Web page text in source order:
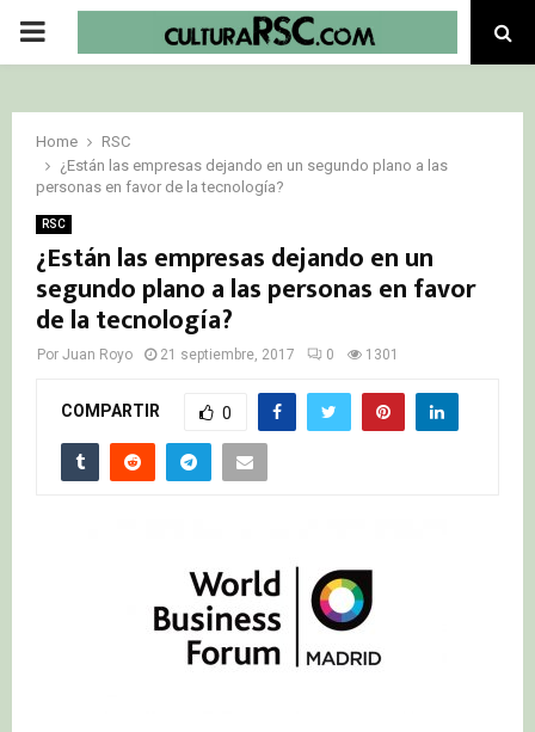
PRIMARY
Home
RSC
¿Están las empresas dejando en un segundo plano a las
personas en favor de la tecnología?
RSC
¿Están las empresas dejando en un
segundo plano a las personas en favor
de la tecnología?
Por Juan Royo 21 septiembre, 2017 0 1301
COMPARTIR 0